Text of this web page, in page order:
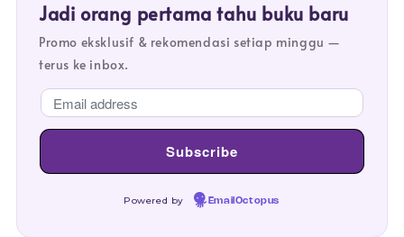
Jadi orang pertama tahu buku baru
Promo eksklusif & rekomendasi setiap minggu —
terus ke inbox.
Powered by EmailOctopus